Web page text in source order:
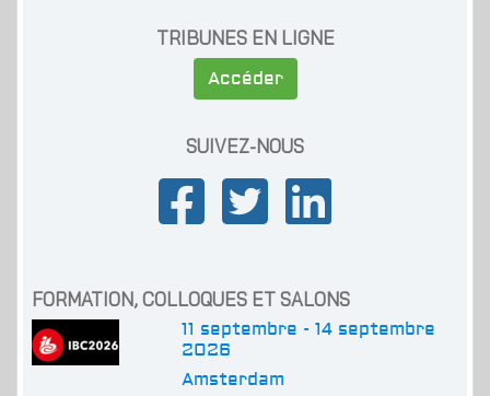
TRIBUNES EN LIGNE
Accéder
SUIVEZ-NOUS
FORMATION, COLLOQUES ET SALONS
11 septembre - 14 septembre
2026
Amsterdam